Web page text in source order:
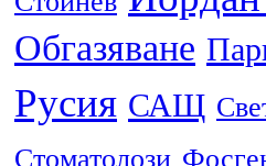
Обгазяване
Русия САЩ
Стоматолози